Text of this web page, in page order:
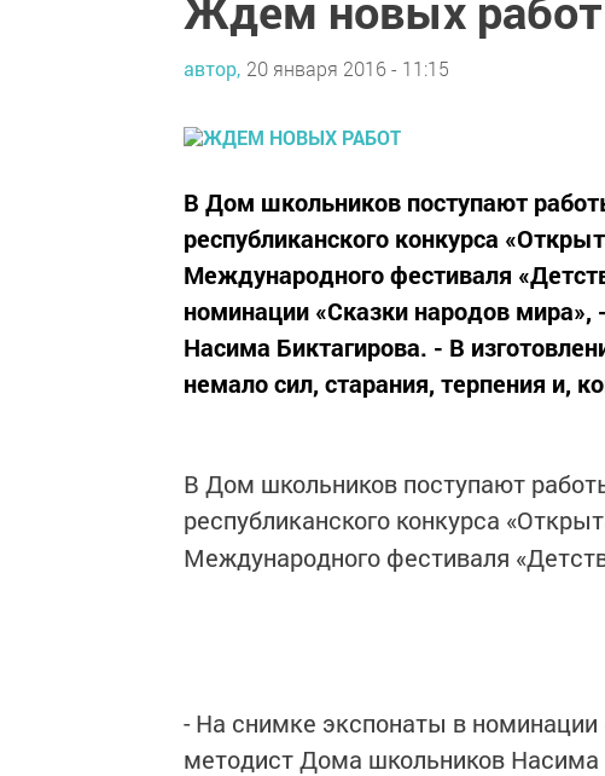
автор, 20 января 2016 - 11:15
В Дом школьников поступают
республиканского конкурса
Международного фестиваля
номинации «Сказки народов
Насима Биктагирова. - В
немало сил, старания, терпения и,
В Дом школьников поступают
республиканского конкурса
Международного фестиваля
- На снимке экспонаты в номинации
методист Дома школьников Насима